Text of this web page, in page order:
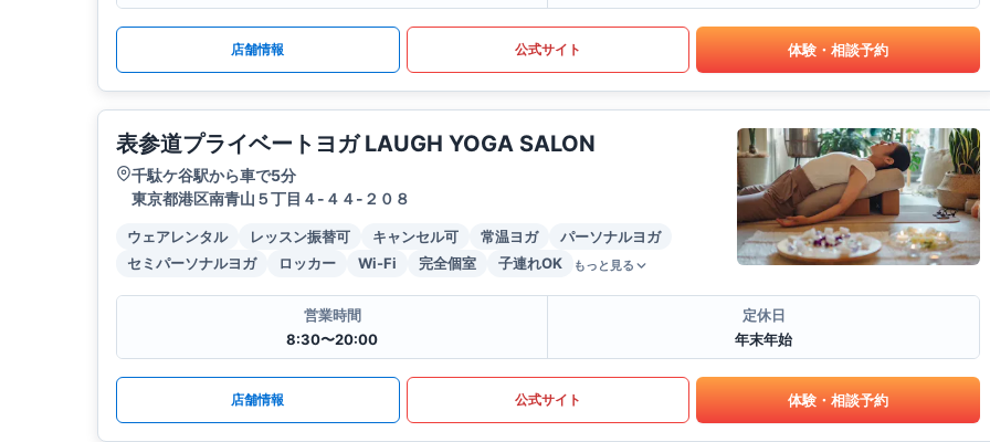
店舗情報 公式サイト 体験・相談予約
表参道プライベートヨガ LAUGH YOGA SALON
千駄ケ谷駅から車で5分
東京都港区南青山５丁目４-４４-２０８
ウェアレンタル レッスン振替可 キャンセル可 常温ヨガ
パーソナルヨガ
セミパーソナルヨガ
ロッカー Wi-Fi 完全個室 子連れOK もっと見る
営業時間
8:30〜20:00
定休日
年末年始
店舗情報 公式サイト 体験・相談予約